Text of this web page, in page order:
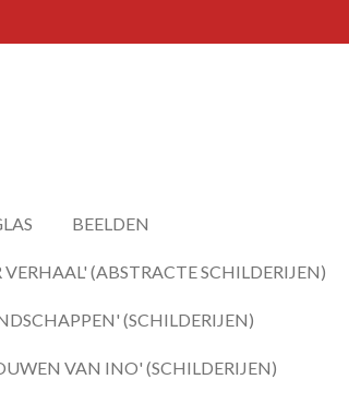
BEELDEN
(ABSTRACTE SCHILDERIJEN)
(SCHILDERIJEN)
VAN INO' (SCHILDERIJEN)